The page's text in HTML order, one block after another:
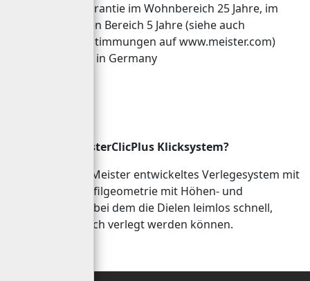
MEISTER-Garantie im Wohnbereich 25 Jahre, im
gewerblichen Bereich 5 Jahre (siehe auch
Garantiebestimmungen auf www.meister.com)
100 % made in Germany
Was ist das MasterClicPlus Klicksystem?
Ein speziell von Meister entwickeltes Verlegesystem mit
patentierter Profilgeometrie mit Höhen- und
Seitenanschlag, bei dem die Dielen leimlos schnell,
sicher und einfach verlegt werden können.